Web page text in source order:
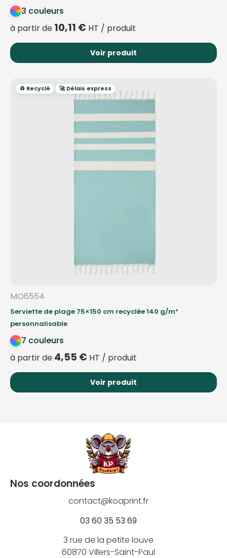
3 couleurs
à partir de 10,11 € HT / produit
Voir produit
♻️ Recyclé 🚀 Délais express
MO6554
Serviette de plage 75×150 cm recyclée 140 g/m²
personnalisable
7 couleurs
à partir de 4,55 € HT / produit
Voir produit
Nos coordonnées
contact@koaprint.fr
03 60 35 53 69
3 rue de la petite louve
60870 Villers-Saint-Paul